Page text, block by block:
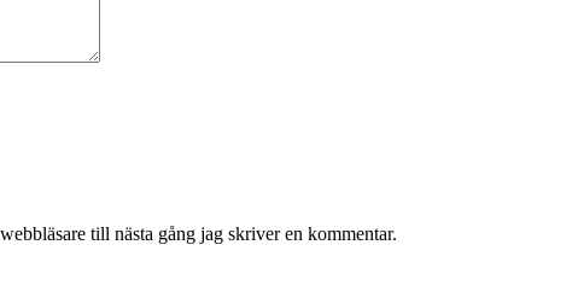
till nästa gång jag skriver en kommentar.